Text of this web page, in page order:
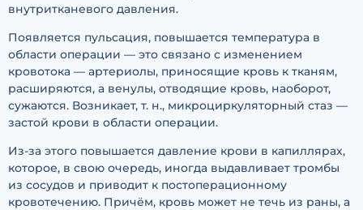
внутритканевого давления.
Появляется пульсация, повышается температура в
области операции — это связано с изменением
кровотока — артериолы, приносящие кровь к тканям,
расширяются, а венулы, отводящие кровь, наоборот,
сужаются. Возникает, т. н., микроциркуляторный стаз —
застой крови в области операции.
Из-за этого повышается давление крови в капиллярах,
которое, в свою очередь, иногда выдавливает тромбы
из сосудов и приводит к постоперационному
кровотечению. Причём, кровь может не течь из раны, а